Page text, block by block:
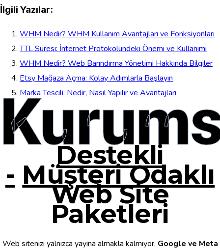
İlgili Yazılar:
WHM Nedir? WHM Kullanım Avantajları ve Fonksiyonları
TTL Süresi: İnternet Protokolündeki Önemi ve Kullanımı
WHM Nedir? Web Barındırma Yönetimi Hakkında Bilgiler
Etsy Mağaza Açma: Kolay Adımlarla Başlayın
Marka Tescili: Nedir, Nasıl Yapılır ve Avantajları
Destekli
- Müşteri Odaklı
Web Site
Paketleri
Web sitenizi yalnızca yayına almakla kalmıyor, Google ve Meta